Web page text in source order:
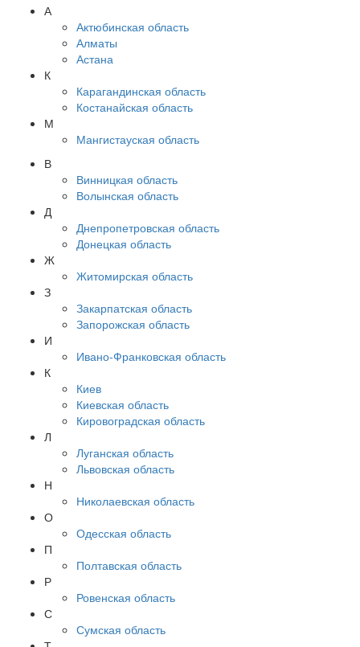
А
Актюбинская область
Алматы
Астана
К
Карагандинская область
Костанайская область
М
Мангистауская область
В
Винницкая область
Волынская область
Д
Днепропетровская область
Донецкая область
Ж
Житомирская область
З
Закарпатская область
Запорожская область
И
Ивано-Франковская область
К
Киев
Киевская область
Кировоградская область
Л
Луганская область
Львовская область
Н
Николаевская область
О
Одесская область
П
Полтавская область
Р
Ровенская область
С
Сумская область